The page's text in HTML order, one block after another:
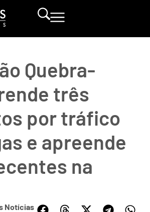
Quebra-
três
por tráfico
e apreende
na
Notícias